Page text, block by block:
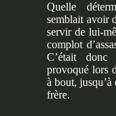
Quelle
semblait avoir
servir de lui-
complot
C’était
provoqué lors
à bout,
frère.